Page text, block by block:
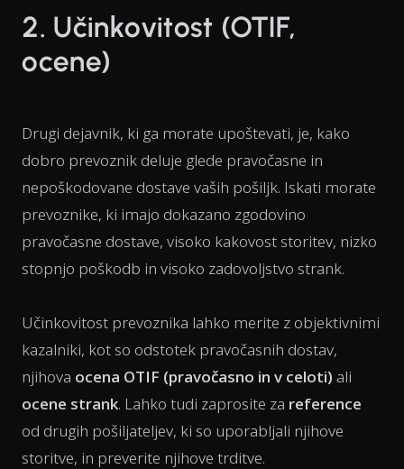
2. Učinkovitost (OTIF,
ocene)
Drugi dejavnik, ki ga morate upoštevati, je, kako
dobro prevoznik deluje glede pravočasne in
nepoškodovane dostave vaših pošiljk. Iskati morate
prevoznike, ki imajo dokazano zgodovino
pravočasne dostave, visoko kakovost storitev, nizko
stopnjo poškodb in visoko zadovoljstvo strank.
Učinkovitost prevoznika lahko merite z objektivnimi
kazalniki, kot so odstotek pravočasnih dostav,
njihova ocena OTIF (pravočasno in v celoti) ali
ocene strank. Lahko tudi zaprosite za reference
od drugih pošiljateljev, ki so uporabljali njihove
storitve, in preverite njihove trditve.